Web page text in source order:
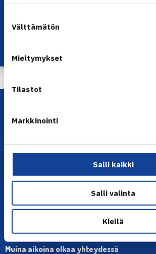
valinta
Välttämätön
Mieltymykset
Tilastot
Markkinointi
Salli kaikki
Salli valinta
Kiellä
Lataa OmaTennis!
YHTEYSTIEDOT
Puh. 010 574 3959
ma-pe klo 10.00-12.00
Muina aikoina olkaa yhteydessä